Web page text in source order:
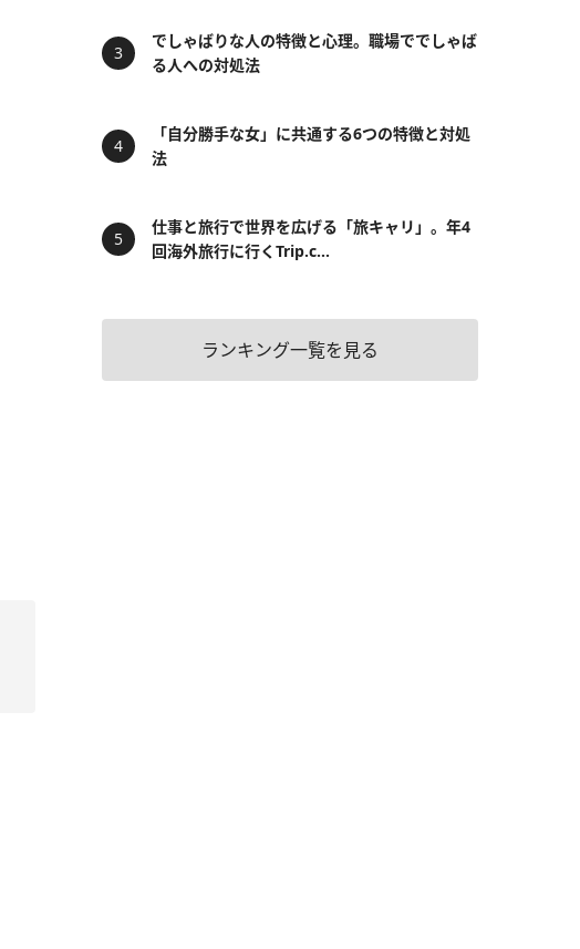
でしゃばりな人の特徴と心理。職場ででしゃば
る人への対処法
「自分勝手な女」に共通する6つの特徴と対処
法
仕事と旅行で世界を広げる「旅キャリ」。年4
回海外旅行に行くTrip.c...
ランキング一覧を見る